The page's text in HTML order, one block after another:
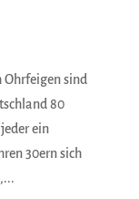
Ohrfeigen sind
80
ein
30ern sich